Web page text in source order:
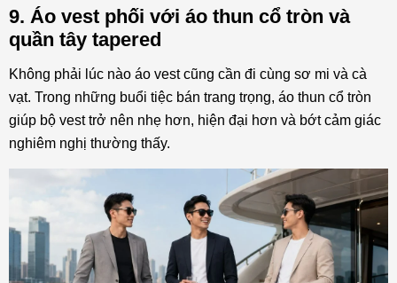
9. Áo vest phối với áo thun cổ tròn và
quần tây tapered
Không phải lúc nào áo vest cũng cần đi cùng sơ mi và cà
vạt. Trong những buổi tiệc bán trang trọng, áo thun cổ tròn
giúp bộ vest trở nên nhẹ hơn, hiện đại hơn và bớt cảm giác
nghiêm nghị thường thấy.